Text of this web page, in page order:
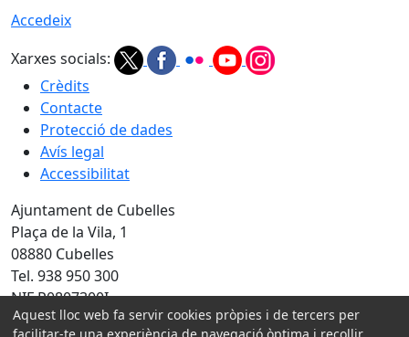
Accedeix
Xarxes socials:
Crèdits
Contacte
Protecció de dades
Avís legal
Accessibilitat
Ajuntament de Cubelles
Plaça de la Vila, 1
08880 Cubelles
Tel. 938 950 300
NIF P0807300I
Aquest lloc web fa servir cookies pròpies i de tercers per